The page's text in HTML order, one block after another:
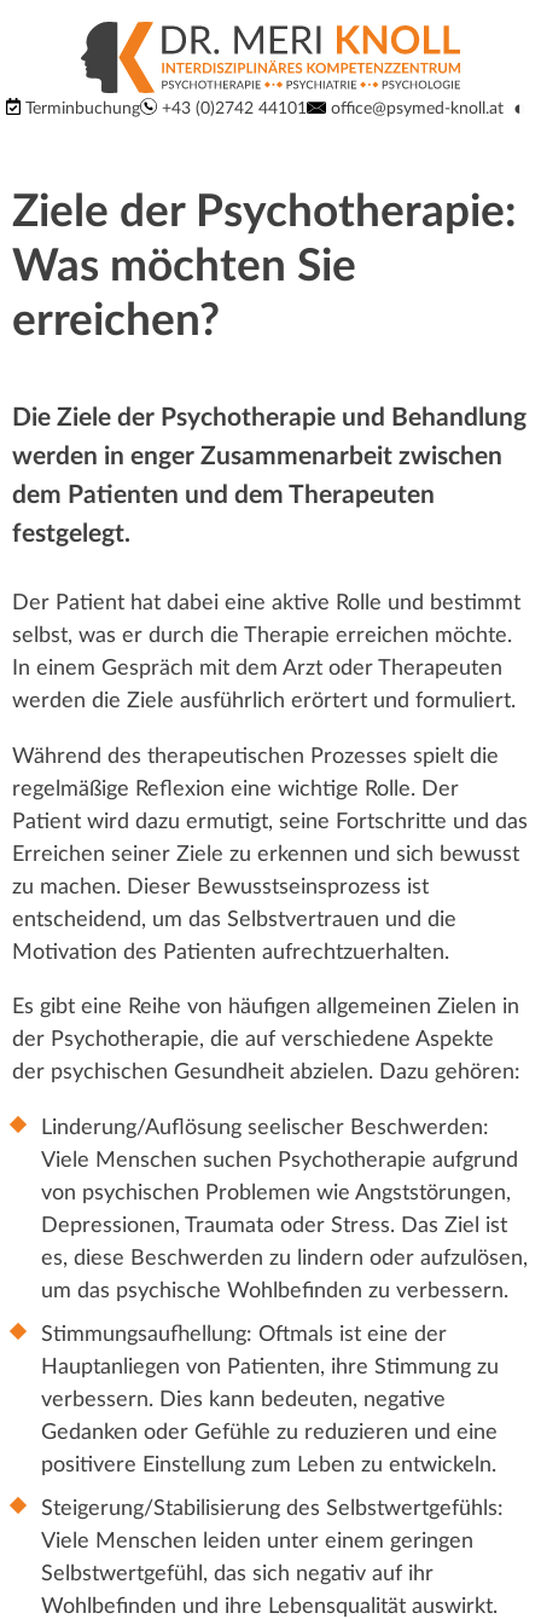
p
u
m
a
k
e
n
r
n
g
e
e
z
u
Logo
Interdisziplinäres
Kompetenzzentrum
für
Psychiatrie,
Psychotherapie
Psychologie
3100
St.
Pölten
Dr.
med.
univ.
Meri
Terminbuchung +43 (0)2742 44101 office@psymed-knoll.at ◐
Ziele der Psychotherapie:
Was möchten Sie
erreichen?
Die Ziele der Psychotherapie und Behandlung
werden in enger Zusammenarbeit zwischen
dem Patienten und dem Therapeuten
festgelegt.
Der Patient hat dabei eine aktive Rolle und bestimmt
selbst, was er durch die Therapie erreichen möchte.
In einem Gespräch mit dem Arzt oder Therapeuten
werden die Ziele ausführlich erörtert und formuliert.
Während des therapeutischen Prozesses spielt die
regelmäßige Reflexion eine wichtige Rolle. Der
Patient wird dazu ermutigt, seine Fortschritte und das
Erreichen seiner Ziele zu erkennen und sich bewusst
zu machen. Dieser Bewusstseinsprozess ist
entscheidend, um das Selbstvertrauen und die
Motivation des Patienten aufrechtzuerhalten.
Es gibt eine Reihe von häufigen allgemeinen Zielen in
der Psychotherapie, die auf verschiedene Aspekte
der psychischen Gesundheit abzielen. Dazu gehören:
Linderung/Auflösung seelischer Beschwerden:
Viele Menschen suchen Psychotherapie aufgrund
von psychischen Problemen wie Angststörungen,
Depressionen, Traumata oder Stress. Das Ziel ist
es, diese Beschwerden zu lindern oder aufzulösen,
um das psychische Wohlbefinden zu verbessern.
Stimmungsaufhellung: Oftmals ist eine der
Hauptanliegen von Patienten, ihre Stimmung zu
verbessern. Dies kann bedeuten, negative
Gedanken oder Gefühle zu reduzieren und eine
positivere Einstellung zum Leben zu entwickeln.
Steigerung/Stabilisierung des Selbstwertgefühls:
Viele Menschen leiden unter einem geringen
Selbstwertgefühl, das sich negativ auf ihr
Wohlbefinden und ihre Lebensqualität auswirkt.